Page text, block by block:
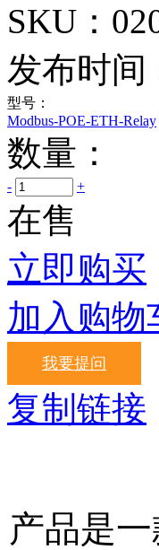
SKU：
发布时间
型号：
Modbus-POE-ETH-Relay
数量：
- +
在售
立即购买
加入购物
我要提问
复制链接
产品是